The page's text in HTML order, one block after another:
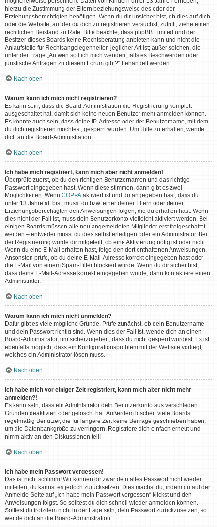
hierzu die Zustimmung der Eltern beziehungsweise des oder der
Erziehungsberechtigten benötigen. Wenn du dir unsicher bist, ob dies auf dich
oder die Website, auf der du dich zu registrieren versuchst, zutrifft, ziehe einen
rechtlichen Beistand zu Rate. Bitte beachte, dass phpBB Limited und der
Besitzer dieses Boards keine Rechtsberatung anbieten kann und nicht die
Anlaufstelle für Rechtsangelegenheiten jeglicher Art ist; außer solchen, die
unter der Frage „An wen soll ich mich wenden, falls es Beschwerden oder
juristische Anfragen zu diesem Forum gibt?“ behandelt werden.
Nach oben
Warum kann ich mich nicht registrieren?
Es kann sein, dass die Board-Administration die Registrierung komplett
ausgeschaltet hat, damit sich keine neuen Benutzer mehr anmelden können.
Es könnte auch sein, dass deine IP-Adresse oder der Benutzername, mit dem
du dich registrieren möchtest, gesperrt wurden. Um Hilfe zu erhalten, wende
dich an die Board-Administration.
Nach oben
Ich habe mich registriert, kann mich aber nicht anmelden!
Überprüfe zuerst, ob du den richtigen Benutzernamen und das richtige
Passwort eingegeben hast. Wenn diese stimmen, dann gibt es zwei
Möglichkeiten. Wenn COPPA aktiviert ist und du angegeben hast, dass du
unter 13 Jahre alt bist, musst du bzw. einer deiner Eltern oder deiner
Erziehungsberechtigten den Anweisungen folgen, die du erhalten hast. Wenn
dies nicht der Fall ist, muss dein Benutzerkonto vielleicht aktiviert werden. Bei
einigen Boards müssen alle neu angemeldeten Mitglieder erst freigeschaltet
werden – entweder musst du dies selbst erledigen oder ein Administrator. Bei
der Registrierung wurde dir mitgeteilt, ob eine Aktivierung nötig ist oder nicht.
Wenn du eine E-Mail erhalten hast, folge den dort enthaltenen Anweisungen.
Ansonsten prüfe, ob du deine E-Mail-Adresse korrekt eingegeben hast oder
die E-Mail von einem Spam-Filter blockiert wurde. Wenn du dir sicher bist,
dass deine E-Mail-Adresse korrekt eingegeben wurde, dann kontaktiere einen
Administrator.
Nach oben
Warum kann ich mich nicht anmelden?
Dafür gibt es viele mögliche Gründe. Prüfe zunächst, ob dein Benutzername
und dein Passwort richtig sind. Wenn dies der Fall ist, wende dich an einen
Board-Administrator, um sicherzugehen, dass du nicht gesperrt wurdest. Es ist
ebenfalls möglich, dass ein Konfigurationsproblem mit der Website vorliegt,
welches ein Administrator lösen muss.
Nach oben
Ich habe mich vor einiger Zeit registriert, kann mich aber nicht mehr
anmelden?!
Es kann sein, dass ein Administrator dein Benutzerkonto aus verschieden
Gründen deaktiviert oder gelöscht hat. Außerdem löschen viele Boards
regelmäßig Benutzer, die für längere Zeit keine Beiträge geschrieben haben,
um die Datenbankgröße zu verringern. Registriere dich einfach erneut und
nimm aktiv an den Diskussionen teil!
Nach oben
Ich habe mein Passwort vergessen!
Das ist nicht schlimm! Wir können dir zwar dein altes Passwort nicht wieder
mitteilen, du kannst es jedoch zurücksetzen. Dies machst du, indem du auf der
Anmelde-Seite auf „Ich habe mein Passwort vergessen“ klickst und den
Anweisungen folgst. So solltest du dich schnell wieder anmelden können.
Solltest du trotzdem nicht in der Lage sein, dein Passwort zurückzusetzen, so
wende dich an die Board-Administration.